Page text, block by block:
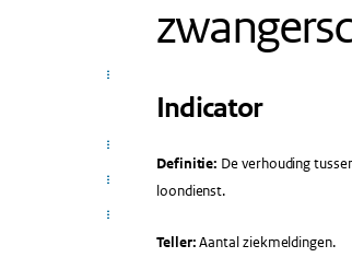
...
...
...
...
Indicator
Definitie: De verhouding
loondienst.
Teller:Aantal ziekmeldingen.